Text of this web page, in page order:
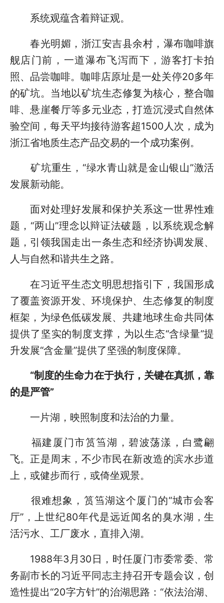
系统观蕴含着辩证观。
春光明媚，浙江安吉县余村，瀑布咖啡旗
舰店门前，一道瀑布飞泻而下，游客打卡拍
照、品尝咖啡。咖啡店原址是一处关停20多年
的矿坑。当地以矿坑生态修复为核心，整合咖
啡、悬崖餐厅等多元业态，打造沉浸式自然体
验空间，每天平均接待游客超1500人次，成为
浙江省地质生态产品交易的一个成功案例。
矿坑重生，“绿水青山就是金山银山”激活
发展新动能。
面对处理好发展和保护关系这一世界性难
题，“两山”理念以辩证法破题，以系统观念解
题，引领我国走出一条生态和经济协调发展、
人与自然和谐共生之路。
在习近平生态文明思想指引下，我国形成
了覆盖资源开发、环境保护、生态修复的制度
框架，为绿色低碳发展、共建地球生命共同体
提供了坚实的制度支撑，为以生态“含绿量”提
升发展“含金量”提供了坚强的制度保障。
“制度的生命力在于执行，关键在真抓，靠
的是严管”
一片湖，映照制度和法治的力量。
福建厦门市筼筜湖，碧波荡漾，白鹭翩
飞。正是周末，不少市民在新改造的滨水步道
上，或健步而行，或倚坐观景。
很难想象，筼筜湖这个厦门的“城市会客
厅”，上世纪80年代是远近闻名的臭水湖，生
活污水、工厂废水，直排入湖。
1988年3月30日，时任厦门市委常委、常
务副市长的习近平同志主持召开专题会议，创
造性提出“20字方针”的治湖思路：“依法治湖、